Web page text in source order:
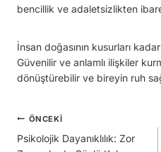
bencillik ve adaletsizlikten
İnsan doğasının kusurları
Güvenilir ve anlamlı ilişkiler
dönüştürebilir ve bireyin ruh
Yazı
ÖNCEKI
Psikolojik Dayanıklılık: Zor